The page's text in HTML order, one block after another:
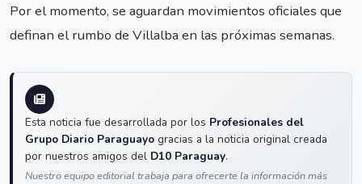
Por el momento, se aguardan movimientos oficiales que
definan el rumbo de Villalba en las próximas semanas.
Esta noticia fue desarrollada por los Profesionales del
Grupo Diario Paraguayo gracias a la noticia original creada
por nuestros amigos del D10 Paraguay.
Nuestro equipo editorial trabaja para ofrecerte la información más